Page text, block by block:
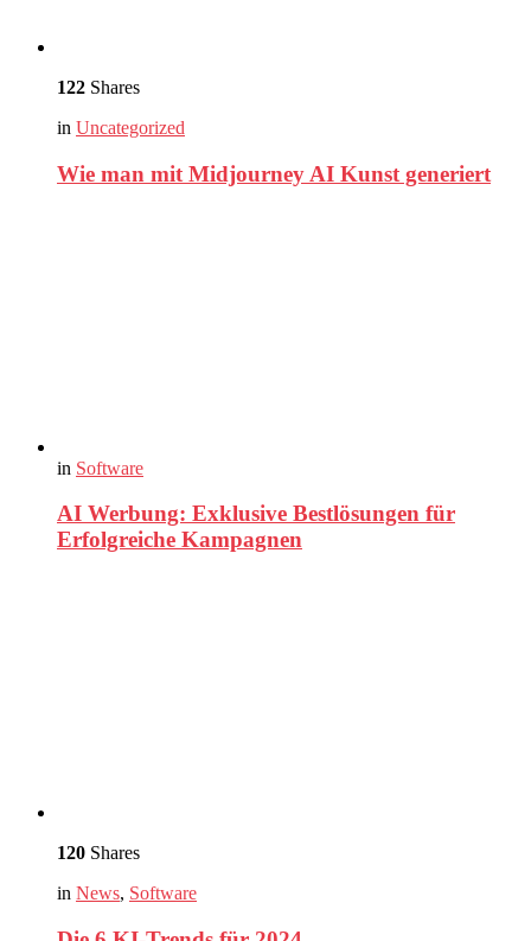
122 Shares
in Uncategorized
Wie man mit Midjourney AI Kunst generiert
in Software
AI Werbung: Exklusive Bestlösungen für
Erfolgreiche Kampagnen
120 Shares
in News, Software